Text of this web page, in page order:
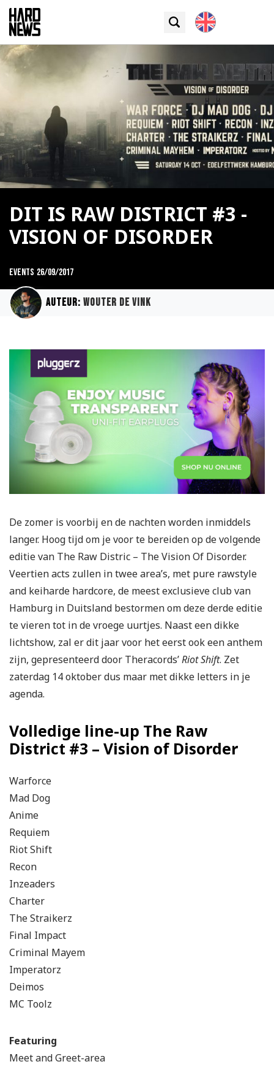
DIT IS RAW DISTRICT #3 -
VISION OF DISORDER
Events 26/09/2017
Auteur: Wouter de Vink
De zomer is voorbij en de nachten worden inmiddels
langer. Hoog tijd om je voor te bereiden op de volgende
editie van The Raw Distric – The Vision Of Disorder.
Veertien acts zullen in twee area’s, met pure rawstyle
and keiharde hardcore, de meest exclusieve club van
Hamburg in Duitsland bestormen om deze derde editie
te vieren tot in de vroege uurtjes. Naast een dikke
lichtshow, zal er dit jaar voor het eerst ook een anthem
zijn, gepresenteerd door Theracords’Riot Shift. Zet
zaterdag 14 oktober dus maar met dikke letters in je
agenda.
Volledige line-up The Raw
District #3 – Vision of Disorder
Warforce
Mad Dog
Anime
Requiem
Riot Shift
Recon
Inzeaders
Charter
The Straikerz
Final Impact
Criminal Mayem
Imperatorz
Deimos
MC Toolz
Featuring
Meet and Greet-area